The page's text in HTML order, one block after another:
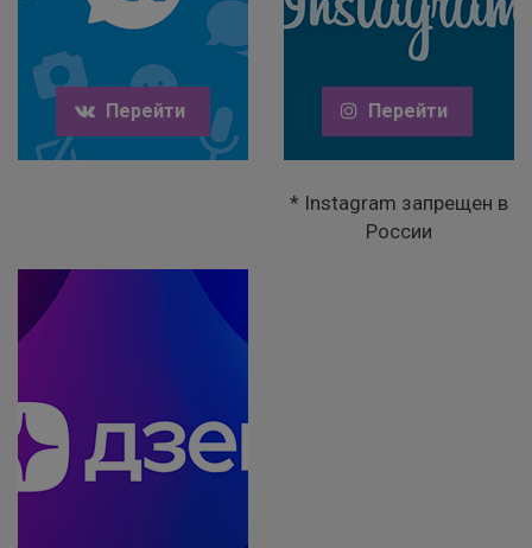
Перейти Перейти
* Instagram запрещен в
России